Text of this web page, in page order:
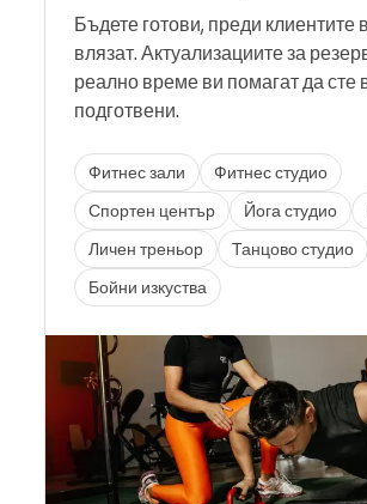
Бъдете готови, преди клиентите
влязат. Актуализациите за
реално време ви помагат да сте
подготвени.
Фитнес зали
Фитнес студио
Спортен център
Йога студио
Личен треньор
Танцово студио
Бойни изкуства